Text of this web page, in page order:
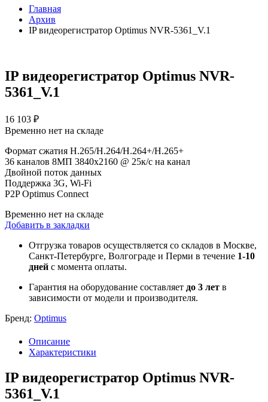
Главная
Архив
IP видеорегистратор Optimus NVR-5361_V.1
IP видеорегистратор Optimus NVR-
5361_V.1
16 103 ₽
Временно нет на складе
Формат сжатия H.265/H.264/H.264+/H.265+
36 каналов 8МП 3840х2160 @ 25к/с на канал
Двойной поток данных
Поддержка 3G, Wi-Fi
P2P Optimus Connect
Временно нет на складе
Добавить в закладки
Отгрузка товаров осуществляется со складов в Москве,
Санкт-Петербурге, Волгограде и Перми в течение 1-10
дней с момента оплаты.
Гарантия на оборудование составляет до 3 лет в
зависимости от модели и производителя.
Бренд: Optimus
Описание
Характеристики
IP видеорегистратор Optimus NVR-
5361_V.1